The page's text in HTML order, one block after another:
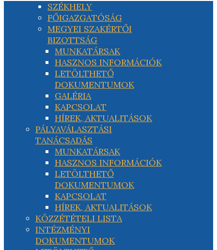
SZÉKHELY
FŐIGAZGATÓSÁG
MEGYEI SZAKÉRTŐI
BIZOTTSÁG
MUNKATÁRSAK
HASZNOS INFORMÁCIÓK
LETÖLTHETŐ
DOKUMENTUMOK
GALÉRIA
KAPCSOLAT
HÍREK, AKTUALITÁSOK
PÁLYAVÁLASZTÁSI
TANÁCSADÁS
MUNKATÁRSAK
HASZNOS INFORMÁCIÓK
LETÖLTHETŐ
DOKUMENTUMOK
KAPCSOLAT
HÍREK, AKTUALITÁSOK
KÖZZÉTÉTELI LISTA
INTÉZMÉNYI
DOKUMENTUMOK